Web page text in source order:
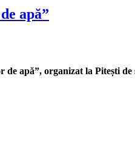
apă”
apă”, organizat la Pitești de